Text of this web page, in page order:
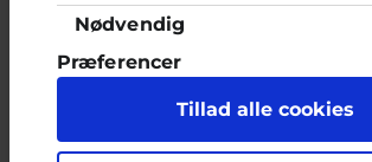
de har indsamlet fra din brug af
tjenester. Du samtykker til
hvis du fortsætter med at
hjemmeside.
Samtykkevalg
Nødvendig
Præferencer
Marketing
Tillad alle cookies
Pigen fra klassen...
Brevkassespørgsmål
#Seksualitet
15 år · 6 år 5 måneder siden